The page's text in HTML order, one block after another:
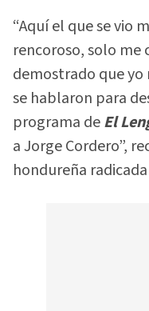
“Aquí el que se vio
rencoroso, solo me
demostrado que yo
se hablaron para
programa deEl
a Jorge Cordero”,
hondureña